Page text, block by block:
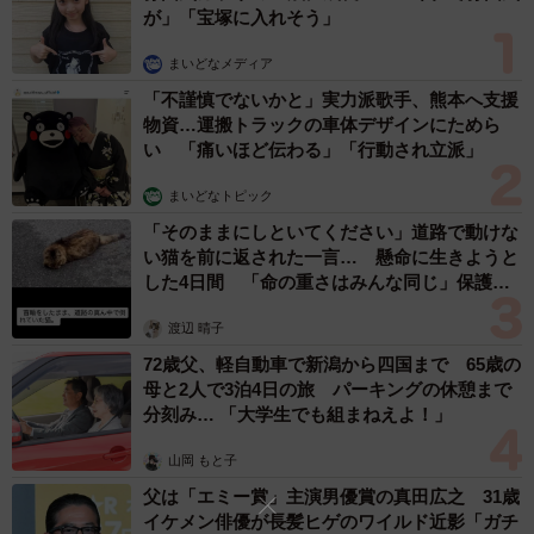
が」「宝塚に入れそう」
まいどなメディア
「不謹慎でないかと」実力派歌手、熊本へ支援
物資…運搬トラックの車体デザインにためら
い 「痛いほど伝わる」「行動され立派」
まいどなトピック
「そのままにしといてください」道路で動けな
い猫を前に返された一言… 懸命に生きようと
した4日間 「命の重さはみんな同じ」保護団
渡辺 晴子
72歳父、軽自動車で新潟から四国まで 65歳の
母と2人で3泊4日の旅 パーキングの休憩まで
分刻み… 「大学生でも組まねえよ！」
山岡 もと子
父は「エミー賞」主演男優賞の真田広之 31歳
イケメン俳優が長髪ヒゲのワイルド近影「ガチ